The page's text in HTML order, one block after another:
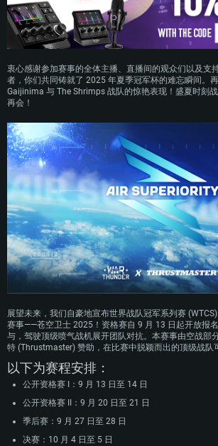
Linux平台
最低配置
操作系统：Windows 10 (64位)
处理器：双核 2.2 GHz
内存大小：4GB
图形处理器：DirectX 11 级别的显卡 - AMD Radeon
GTX 660 (游戏支持的解析度最低为720P)
网络：宽带网络连接
硬盘空间：23.1 GB (极简客户端)
推荐配置
操作系统：Windows 10 / 11 (64位)
处理器：英特尔 Core i5 或 Ryzen 5 3600 及以上
内存大小: 16 GB 或更高
图形处理器：DirectX 11 及以上级别的显卡 - Nvidia
AMD Radeon RX 570 同等级及更高
网络：宽带网络连接
硬盘空间: 75.9 GB (完整客户端)
最低配置
操作系统：Mac OS Big Sur 11.0 或更新版本
处理器：Core i7，至少需要 2.2GHz (不支持Intel
内存大小：6 GB
图形处理器: Intel Iris Pro 5200 (Mac) 或同等水平的
支持的解析度最低为720P)
网络：宽带网络连接
硬盘空间: 22.1 GB (极简客户端)
推荐配置
操作系统：Mac OS Big Sur 11.0 或更新版本
处理器：Core i7 (不支持Intel Xeon系列)
内存大小：8 GB
图形处理器：Radeon Vega II或更高，需要支持Metal
硬盘空间：62.2 GB (完整客户端)
最低配置
操作系统：大部分现代 64 位 Linux 系统发行版
处理器：双核 2.4 GHz
内存大小：4 GB
图形处理器：NVIDIA GTX 660 及最新显卡驱动 (至
等水平的 AMD 显卡及最新的显卡驱动 (至少为半年
解析度最低为720P。显卡需要支持Vulkan API
网络：宽带网络连接
硬盘空间: 22.1 GB (极简客户端)
推荐配置
操作系统：Ubuntu 20.04 64位
处理器：Intel Core i7
内存大小: 16 GB
图形处理器：NVIDIA GTX 1060 与最新显卡驱动 (至
内的版本)。
网络：宽带网络连接
硬盘空间：62.2 GB (完整客户端)
衷心感谢参加赛事的全体主播、直播间的观众们以及支
者，你们共同铸就了 2025 年夏季冠军杯的难忘瞬间。
Gaijinima 与 The Shrimps 战队的惊艳表现！盛夏时刻
再会！
展望未来，我们自豪地宣布世界战队冠军系列赛
赛事——苍空卫士 2025！资格赛自 9 月 13 日起开放报
与，驾驶顶级喷气战机展开团队对抗。本赛事由空战部
特 (Thrustmaster) 赞助，在比赛中脱颖而出的顶级战队
以下为赛程安排：
公开资格赛 I：9 月 13 日至 14 日
公开资格赛 II：9 月 20 日至 21 日
季后赛：9 月 27 日至 28 日
决赛：10 月 4 日至 5 日